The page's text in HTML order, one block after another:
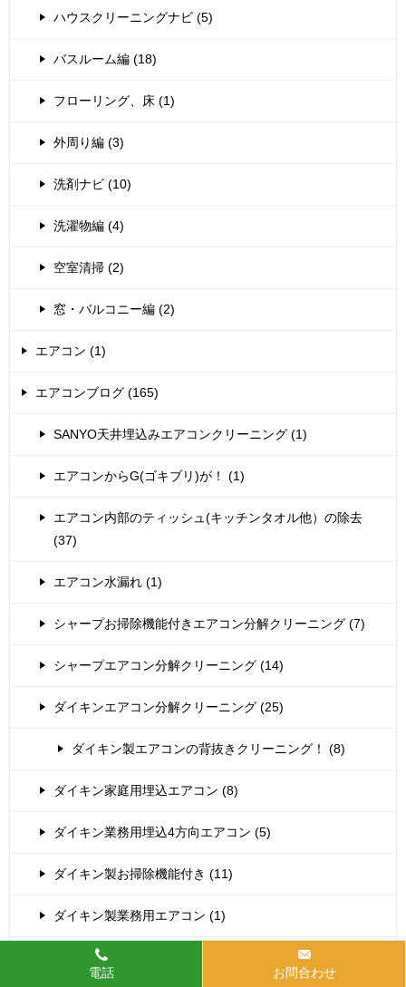
ハウスクリーニングナビ (5)
バスルーム編 (18)
フローリング、床 (1)
外周り編 (3)
洗剤ナビ (10)
洗濯物編 (4)
空室清掃 (2)
窓・バルコニー編 (2)
エアコン (1)
エアコンブログ (165)
SANYO天井埋込みエアコンクリーニング (1)
エアコンからG(ゴキブリ)が！ (1)
エアコン内部のティッシュ(キッチンタオル他）の除去
(37)
エアコン水漏れ (1)
シャープお掃除機能付きエアコン分解クリーニング (7)
シャープエアコン分解クリーニング (14)
ダイキンエアコン分解クリーニング (25)
ダイキン製エアコンの背抜きクリーニング！ (8)
ダイキン家庭用埋込エアコン (8)
ダイキン業務用埋込4方向エアコン (5)
ダイキン製お掃除機能付き (11)
ダイキン製業務用エアコン (1)
ナショナルお掃除機能付きエアコン (3)
電話
お問合わせ